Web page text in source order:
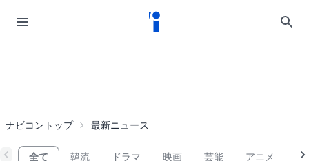
ナビコントップ 最新ニュース
全て 韓流 ドラマ 映画 芸能 アニメ